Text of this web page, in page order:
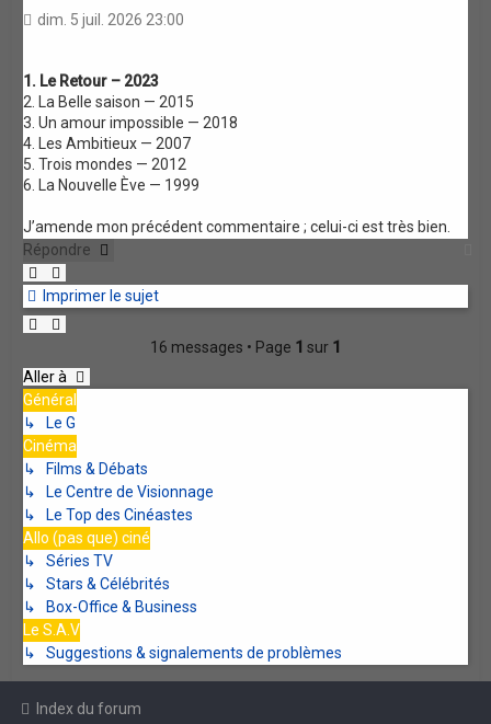
dim. 5 juil. 2026 23:00
1. Le Retour – 2023
2. La Belle saison — 2015
3. Un amour impossible — 2018
4. Les Ambitieux — 2007
5. Trois mondes — 2012
6. La Nouvelle Ève — 1999
J’amende mon précédent commentaire ; celui-ci est très bien.
Répondre
Imprimer le sujet
16 messages • Page 1 sur 1
Aller à
Général
↳ Le G
Cinéma
↳ Films & Débats
↳ Le Centre de Visionnage
↳ Le Top des Cinéastes
Allo (pas que) ciné
↳ Séries TV
↳ Stars & Célébrités
↳ Box-Office & Business
Le S.A.V
↳ Suggestions & signalements de problèmes
Index du forum